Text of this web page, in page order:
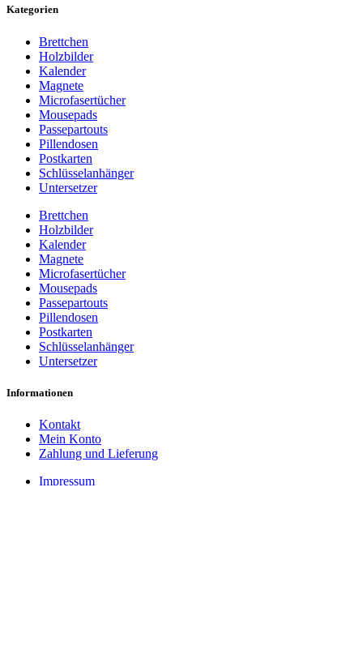
Kategorien
Brettchen
Holzbilder
Kalender
Magnete
Microfasertücher
Mousepads
Passepartouts
Pillendosen
Postkarten
Schlüsselanhänger
Untersetzer
Brettchen
Holzbilder
Kalender
Magnete
Microfasertücher
Mousepads
Passepartouts
Pillendosen
Postkarten
Schlüsselanhänger
Untersetzer
Informationen
Kontakt
Mein Konto
Zahlung und Lieferung
Impressum